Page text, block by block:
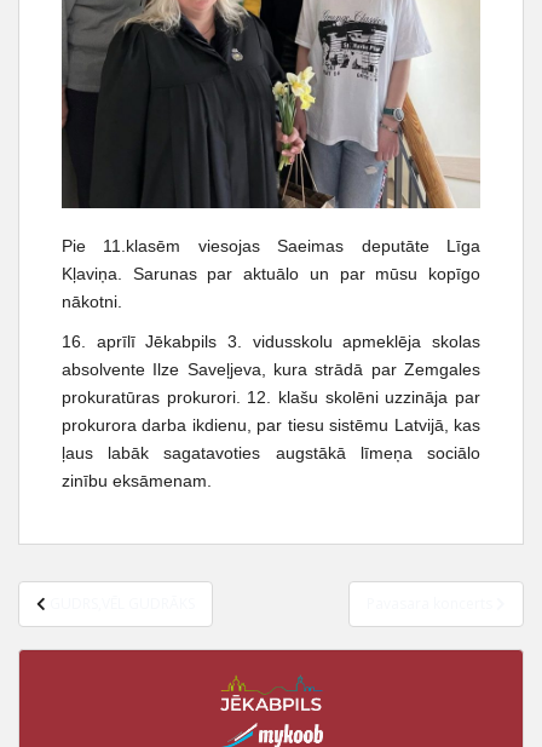
Pie 11.klasēm viesojas Saeimas deputāte Līga
Kļaviņa. Sarunas par aktuālo un par mūsu kopīgo
nākotni.
16. aprīlī Jēkabpils 3. vidusskolu apmeklēja skolas
absolvente Ilze Saveļjeva, kura strādā par Zemgales
prokuratūras prokurori. 12. klašu skolēni uzzināja par
prokurora darba ikdienu, par tiesu sistēmu Latvijā, kas
ļaus labāk sagatavoties augstākā līmeņa sociālo
zinību eksāmenam.